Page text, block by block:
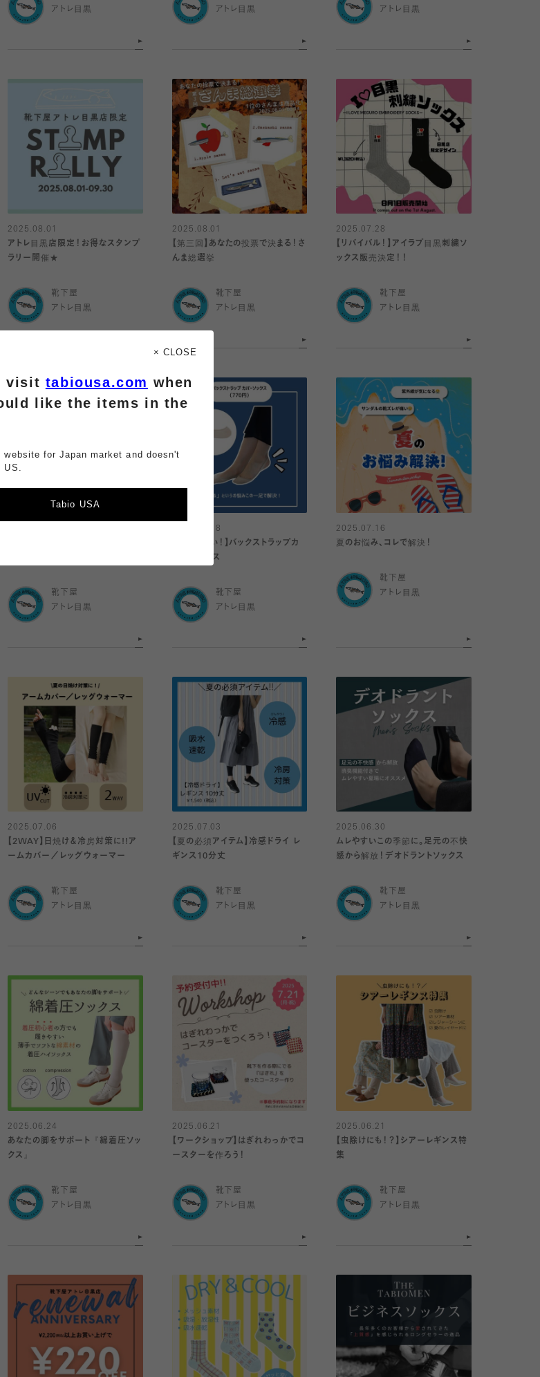
アトレ目黒
アトレ目黒
アトレ目黒
2025.08.01
アトレ目黒店限定！お得なスタンプ
ラリー開催★
靴下屋
アトレ目黒
2025.08.01
【第三回】あなたの投票で決まる！さ
んま総選挙
靴下屋
アトレ目黒
2025.07.28
【リバイバル！】アイラブ目黒刺繍ソ
ックス販売決定！！
靴下屋
アトレ目黒
靴下屋
アトレ目黒
2025.07.18
【脱げにくい！】バックストラップカ
バーソックス
靴下屋
アトレ目黒
2025.07.16
夏のお悩み、コレで解決！
靴下屋
アトレ目黒
2025.07.06
【2WAY】日焼け＆冷房対策に!!ア
ームカバー／レッグウォーマー
靴下屋
アトレ目黒
2025.07.03
【夏の必須アイテム】冷感ドライ レ
ギンス10分丈
靴下屋
アトレ目黒
2025.06.30
ムレやすいこの季節に。足元の不快
感から解放！デオドラントソックス
靴下屋
アトレ目黒
2025.06.24
あなたの脚をサポート『綿着圧ソッ
クス』
靴下屋
アトレ目黒
2025.06.21
【ワークショップ】はぎれわっかでコ
ースターを作ろう！
靴下屋
アトレ目黒
2025.06.21
【虫除けにも！？】シアーレギンス特
集
靴下屋
アトレ目黒
× CLOSE
visit tabiousa.com when
like the items in the
for Japan market and doesn't
US.
Tabio USA